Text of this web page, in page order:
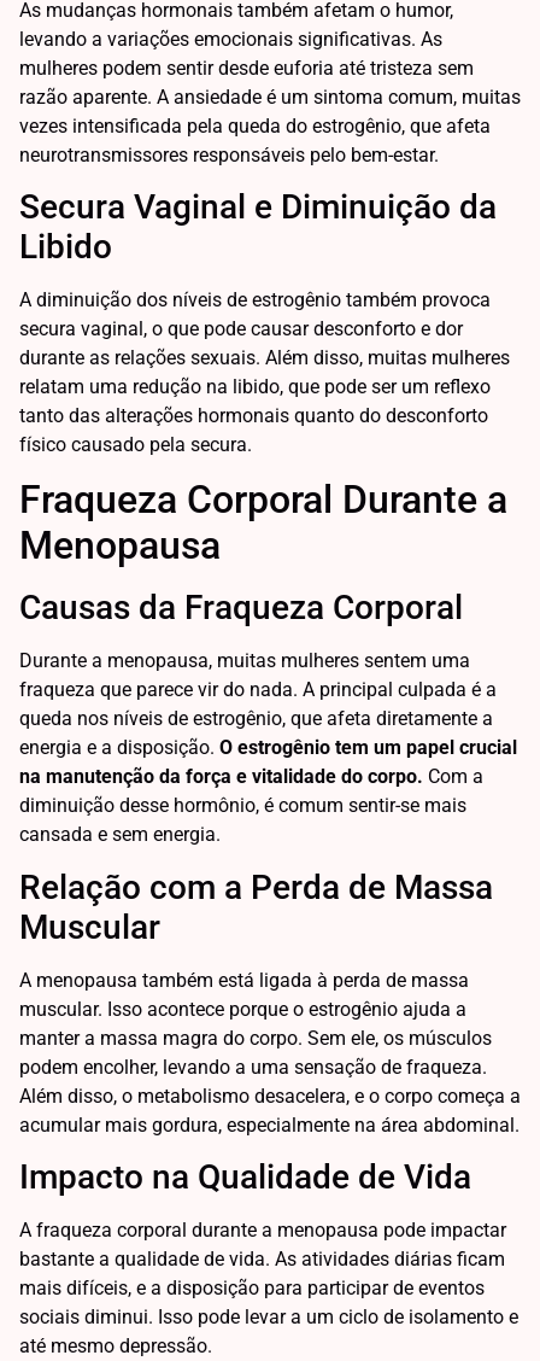
As mudanças hormonais também afetam o humor,
levando a variações emocionais significativas. As
mulheres podem sentir desde euforia até tristeza sem
razão aparente. A ansiedade é um sintoma comum, muitas
vezes intensificada pela queda do estrogênio, que afeta
neurotransmissores responsáveis pelo bem-estar.
Secura Vaginal e Diminuição da
Libido
A diminuição dos níveis de estrogênio também provoca
secura vaginal, o que pode causar desconforto e dor
durante as relações sexuais. Além disso, muitas mulheres
relatam uma redução na libido, que pode ser um reflexo
tanto das alterações hormonais quanto do desconforto
físico causado pela secura.
Fraqueza Corporal Durante a
Menopausa
Causas da Fraqueza Corporal
Durante a menopausa, muitas mulheres sentem uma
fraqueza que parece vir do nada. A principal culpada é a
queda nos níveis de estrogênio, que afeta diretamente a
energia e a disposição. O estrogênio tem um papel crucial
na manutenção da força e vitalidade do corpo. Com a
diminuição desse hormônio, é comum sentir-se mais
cansada e sem energia.
Relação com a Perda de Massa
Muscular
A menopausa também está ligada à perda de massa
muscular. Isso acontece porque o estrogênio ajuda a
manter a massa magra do corpo. Sem ele, os músculos
podem encolher, levando a uma sensação de fraqueza.
Além disso, o metabolismo desacelera, e o corpo começa a
acumular mais gordura, especialmente na área abdominal.
Impacto na Qualidade de Vida
A fraqueza corporal durante a menopausa pode impactar
bastante a qualidade de vida. As atividades diárias ficam
mais difíceis, e a disposição para participar de eventos
sociais diminui. Isso pode levar a um ciclo de isolamento e
até mesmo depressão.